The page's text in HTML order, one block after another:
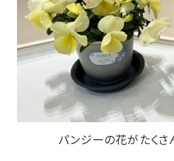
パンジーの花がたく